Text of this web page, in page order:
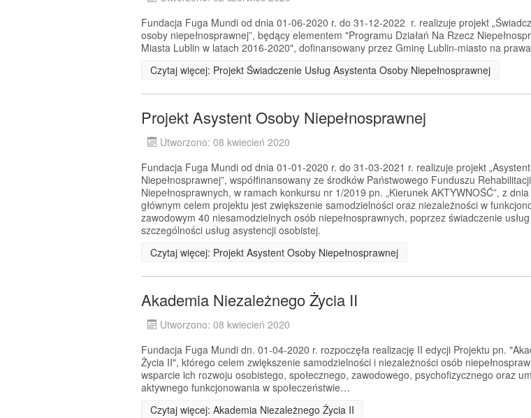
Fundacja Fuga Mundi od dnia 01-06-2020 r. do 31-12-2022 r. realizuje projekt
osoby niepełnosprawnej”, będący elementem "Programu Działań Na Rzecz
Miasta Lublin w latach 2016-2020", dofinansowany przez Gminę Lublin-miasto na
Czytaj więcej: Projekt Świadczenie Usług Asystenta Osoby Niepełnosprawnej
Projekt Asystent Osoby Niepełnosprawnej
Utworzono: 08 kwiecień 2020
Fundacja Fuga Mundi od dnia 01-01-2020 r. do 31-03-2021 r. realizuje projekt
Niepełnosprawnej”, współfinansowany ze środków Państwowego Funduszu
Niepełnosprawnych, w ramach konkursu nr 1/2019 pn. „Kierunek AKTYWNOŚĆ”, z
głównym celem projektu jest zwiększenie samodzielności oraz niezależności w
zawodowym 40 niesamodzielnych osób niepełnosprawnych, poprzez świadczenie
szczególności usług asystencji osobistej.
Czytaj więcej: Projekt Asystent Osoby Niepełnosprawnej
Akademia Niezależnego Życia II
Utworzono: 08 kwiecień 2020
Fundacja Fuga Mundi dn. 01-04-2020 r. rozpoczęła realizację II edycji Projektu pn.
Życia II", którego celem zwiększenie samodzielności i niezależności osób
wsparcie ich rozwoju osobistego, społecznego, zawodowego, psychofizycznego oraz
aktywnego funkcjonowania w społeczeństwie…
Czytaj więcej: Akademia Niezależnego Życia II